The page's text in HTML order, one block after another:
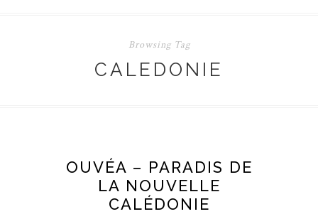
Browsing Tag
CALEDONIE
OUVÉA – PARADIS DE
LA NOUVELLE
CALÉDONIE